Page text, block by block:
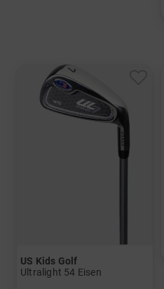
US Kids Golf
Ultralight 54 Eisen